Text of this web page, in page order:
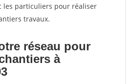
les particuliers pour réaliser
travaux.
réseau pour
à